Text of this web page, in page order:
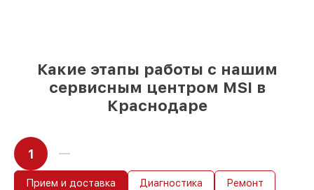
Какие этапы работы с нашим
сервисным центром MSI в
Краснодаре
1
Прием и доставка Диагностика Ремонт